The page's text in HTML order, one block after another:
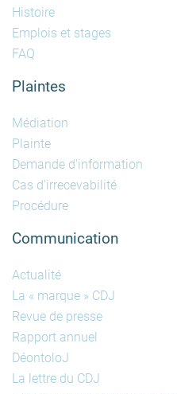
Histoire
Emplois et stages
FAQ
Plaintes
Médiation
Plainte
Demande d'information
Cas d'irrecevabilité
Procédure
Communication
Actualité
La « marque » CDJ
Revue de presse
Rapport annuel
DéontoloJ
La lettre du CDJ